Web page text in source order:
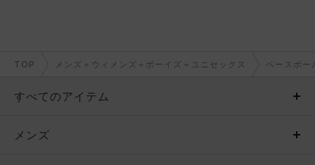
TOP メンズ＋ウィメンズ＋ボーイズ＋ユニセックス ベースボー
すべてのアイテム
メンズ
メンズ